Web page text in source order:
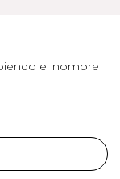
el nombre